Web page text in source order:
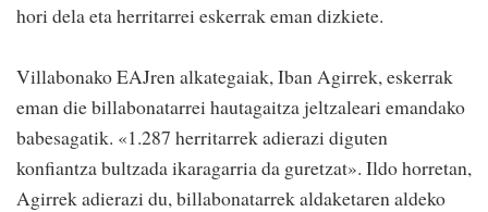
hori dela eta herritarrei eskerrak eman dizkiete.
Villabonako EAJren alkategaiak, Iban Agirrek, eskerrak
eman die billabonatarrei hautagaitza jeltzaleari emandako
babesagatik. «1.287 herritarrek adierazi diguten
konfiantza bultzada ikaragarria da guretzat». Ildo horretan,
Agirrek adierazi du, billabonatarrek aldaketaren aldeko